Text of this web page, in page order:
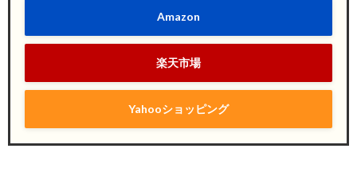
Amazon
楽天市場
Yahooショッピング